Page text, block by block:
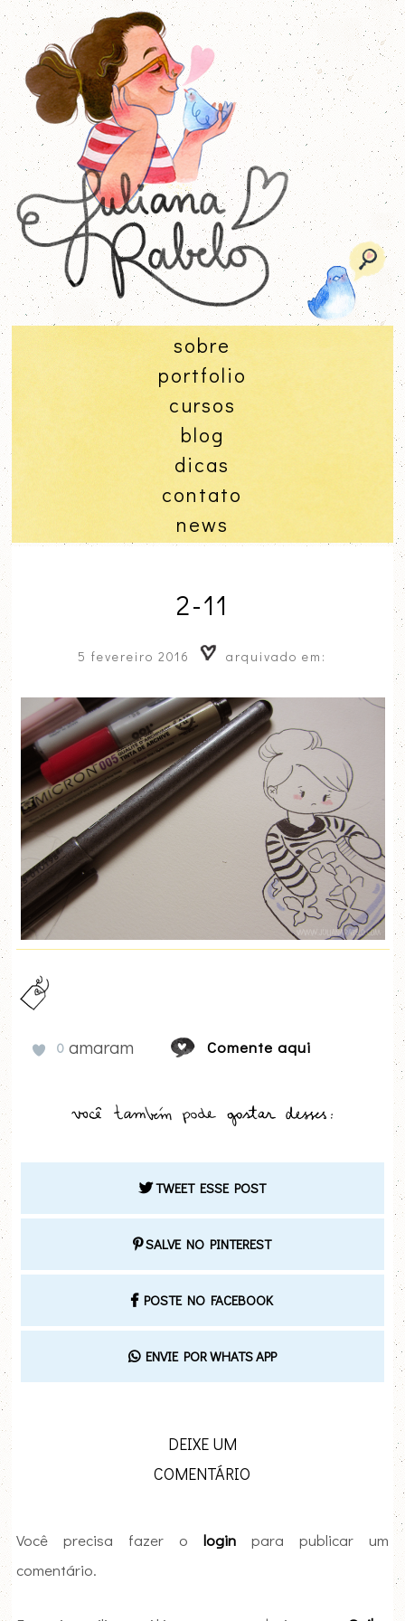
sobre
portfolio
cursos
blog
dicas
contato
news
2-11
5 fevereiro 2016 arquivado em:
0 amaram Comente aqui
TWEET ESSE POST
SALVE NO PINTEREST
POSTE NO FACEBOOK
ENVIE POR WHATS APP
DEIXE UM
COMENTÁRIO
Você precisa fazer ologin para publicar um
comentário.